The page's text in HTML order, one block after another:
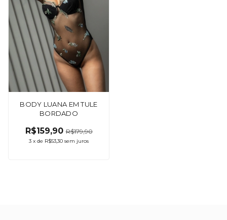
BODY LUANA EM TULE
BORDADO
R$159,90R$179,90
3 x de R$53,30 sem juros